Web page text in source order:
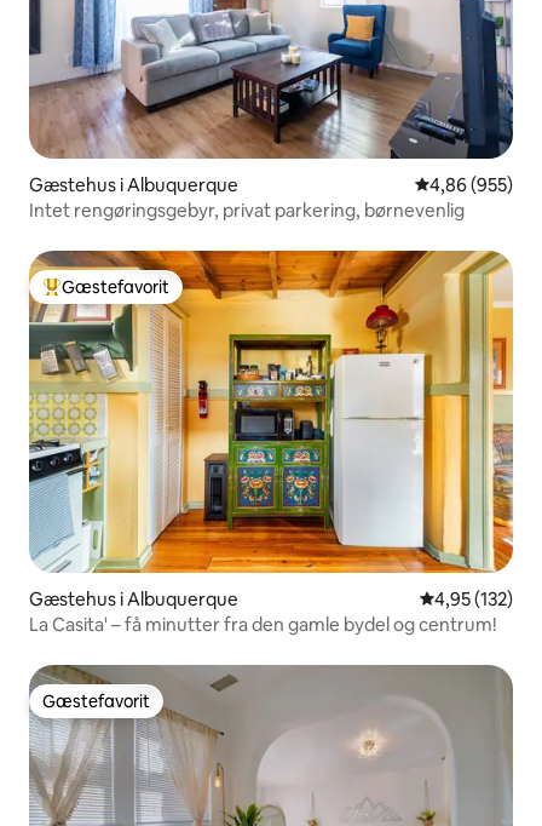
Gæstehus i Albuquerque 4,86 ud af 5 i
4,86 (955)
Intet rengøringsgebyr, privat parkering, børnevenlig
Bedste gæstefavorit
Gæstefavorit
Gæstehus i Albuquerque 4,95 ud af 5 i
4,95 (132)
La Casita' – få minutter fra den gamle bydel og centrum!
Gæstefavorit
Gæstefavorit